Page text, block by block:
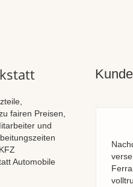
fairen Preisen,
und
Automobile